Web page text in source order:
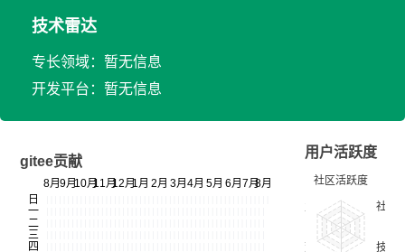
技术雷达
专长领域：暂无信息
开发平台：暂无信息
gitee贡献
用户活跃度